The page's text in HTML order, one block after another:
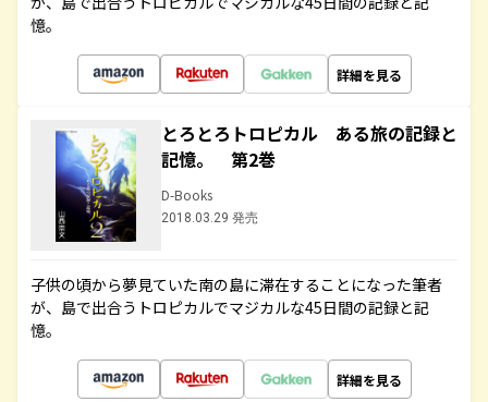
憶。
詳細を見る
とろとろトロピカル ある旅の記録と
記憶。 第2巻
D-Books
2018.03.29 発売
子供の頃から夢見ていた南の島に滞在することになった筆者
が、島で出合うトロピカルでマジカルな45日間の記録と記
憶。
詳細を見る